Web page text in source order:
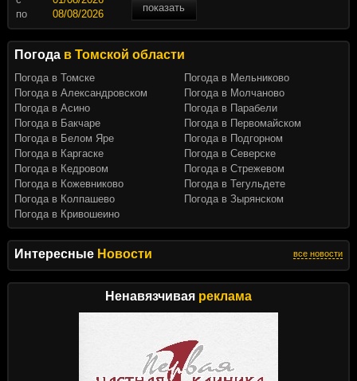
Интересные Новости все новости
Ненавязчивая реклама
показать
по
Погода в Томской области
Погода в Томске
Погода в Александровском
Погода в Асино
Погода в Бакчаре
Погода в Белом Яре
Погода в Каргаске
Погода в Кедровом
Погода в Кожевниково
Погода в Колпашево
Погода в Кривошеино
Погода в Мельниково
Погода в Молчаново
Погода в Парабели
Погода в Первомайском
Погода в Подгорном
Погода в Северске
Погода в Стрежевом
Погода в Тегульдете
Погода в Зырянском